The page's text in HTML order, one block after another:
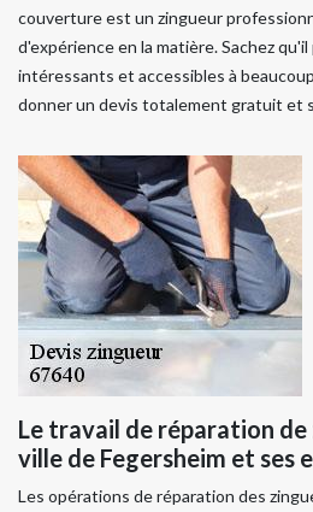
couverture est un zingueur
d'expérience en la matière. Sachez
intéressants et accessibles à
donner un devis totalement gratuit et
Le travail de réparation de
ville de Fegersheim et ses
Les opérations de réparation des